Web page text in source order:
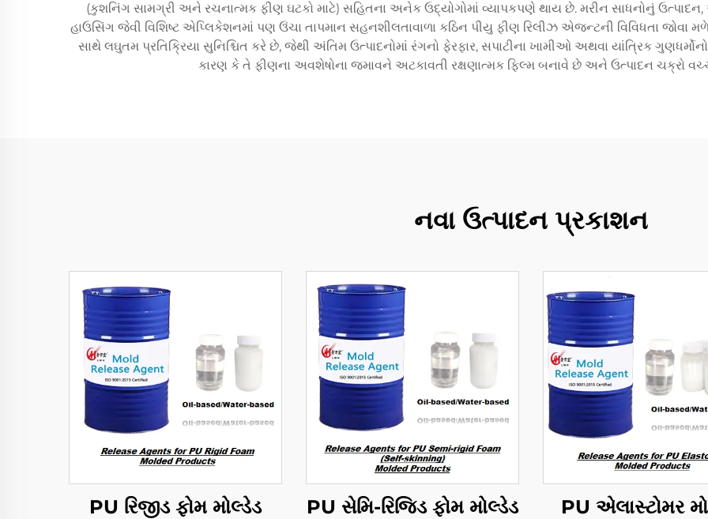
(કુશનિંગ સામગ્રી અને રચનાત્મક ફીણ ઘટકો માટે) સહિતના અનેક ઉદ્યોગોમાં વ્યાપકપણે થાય છે. મરીન સાધનોનું
હાઉસિંગ જેવી વિશિષ્ટ એપ્લિકેશનમાં પણ ઉંચા તાપમાન સહનશીલતાવાળા કઠિન પીયુ ફીણ રિલીઝ એજન્ટની વિવિધતા જોવા
સાથે લઘુતમ પ્રતિક્રિયા સુનિશ્ચિત કરે છે, જેથી અંતિમ ઉત્પાદનોમાં રંગનો ફેરફાર, સપાટીના ખામીઓ અથવા યાંત્રિક
કારણ કે તે ફીણના અવશેષોના જમાવને અટકાવતી રક્ષણાત્મક ફિલ્મ બનાવે છે અને ઉત્પાદન ચક્રો
નવા ઉત્પાદન પ્રકાશન
PU રિજીડ ફોમ મોલ્ડેડ
PU સેમિ-રિજિડ ફોમ મોલ્ડેડ
PU એલાસ્ટોમર